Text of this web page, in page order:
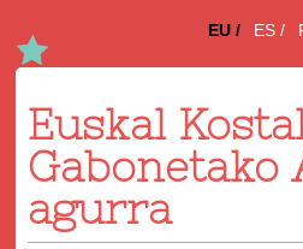
EU ES
Euskal
Gabonetako
agurra